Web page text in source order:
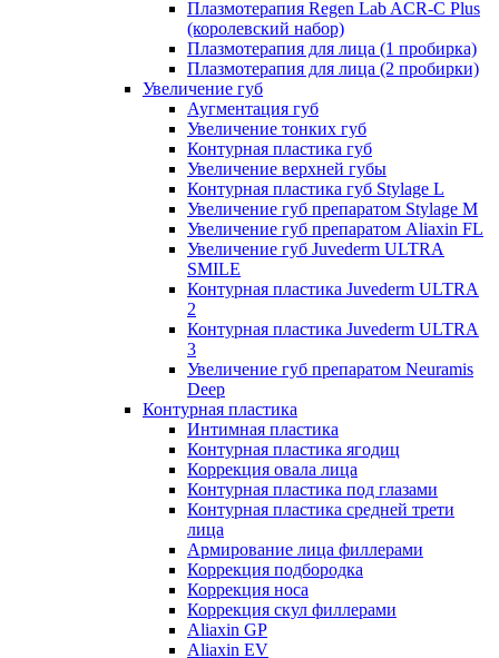
Плазмотерапия Regen Lab ACR-C Plus
(королевский набор)
Плазмотерапия для лица (1 пробирка)
Плазмотерапия для лица (2 пробирки)
Увеличение губ
Аугментация губ
Увеличение тонких губ
Контурная пластика губ
Увеличение верхней губы
Контурная пластика губ Stylage L
Увеличение губ препаратом Stylage M
Увеличение губ препаратом Aliaxin FL
Увеличение губ Juvederm ULTRA
SMILE
Контурная пластика Juvederm ULTRA
2
Контурная пластика Juvederm ULTRA
3
Увеличение губ препаратом Neuramis
Deep
Контурная пластика
Интимная пластика
Контурная пластика ягодиц
Коррекция овала лица
Контурная пластика под глазами
Контурная пластика средней трети
лица
Армирование лица филлерами
Коррекция подбородка
Коррекция носа
Коррекция скул филлерами
Aliaxin GP
Aliaxin EV